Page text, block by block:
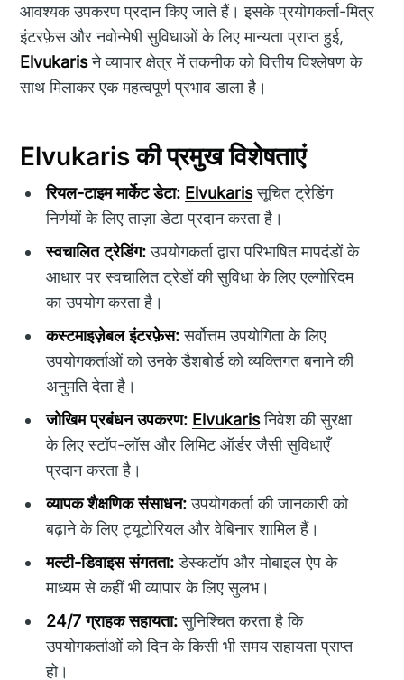
आवश्यक उपकरण प्रदान किए जाते हैं। इसके प्रयोगकर्ता-मित्र
इंटरफ़ेस और नवोन्मेषी सुविधाओं के लिए मान्यता प्राप्त हुई,
Elvukarisने व्यापार क्षेत्र में तकनीक को वित्तीय विश्लेषण के
साथ मिलाकर एक महत्वपूर्ण प्रभाव डाला है।
Elvukaris की प्रमुख विशेषताएं
रियल-टाइम मार्केट डेटा: Elvukarisसूचित ट्रेडिंग
निर्णयों के लिए ताज़ा डेटा प्रदान करता है।
स्वचालित ट्रेडिंग:उपयोगकर्ता द्वारा परिभाषित मापदंडों के
आधार पर स्वचालित ट्रेडों की सुविधा के लिए एल्गोरिदम
का उपयोग करता है।
कस्टमाइज़ेबल इंटरफ़ेस:सर्वोत्तम उपयोगिता के लिए
उपयोगकर्ताओं को उनके डैशबोर्ड को व्यक्तिगत बनाने की
अनुमति देता है।
जोखिम प्रबंधन उपकरण: Elvukarisनिवेश की सुरक्षा
के लिए स्टॉप-लॉस और लिमिट ऑर्डर जैसी सुविधाएँ
प्रदान करता है।
व्यापक शैक्षणिक संसाधन:उपयोगकर्ता की जानकारी को
बढ़ाने के लिए ट्यूटोरियल और वेबिनार शामिल हैं।
मल्टी-डिवाइस संगतता:डेस्कटॉप और मोबाइल ऐप के
माध्यम से कहीं भी व्यापार के लिए सुलभ।
24/7 ग्राहक सहायता:सुनिश्चित करता है कि
उपयोगकर्ताओं को दिन के किसी भी समय सहायता प्राप्त
हो।